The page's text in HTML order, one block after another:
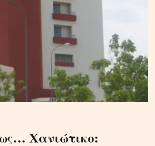
Χανιώτικο: